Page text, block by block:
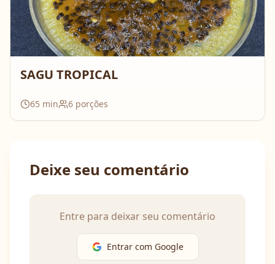
SAGU TROPICAL
65 min 6 porções
Deixe seu comentário
Entre para deixar seu comentário
Entrar com Google